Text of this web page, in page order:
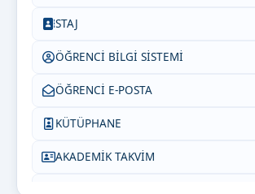
STAJ
ÖĞRENCİ BİLGİ SİSTEMİ
ÖĞRENCİ E-POSTA
KÜTÜPHANE
AKADEMİK TAKVİM